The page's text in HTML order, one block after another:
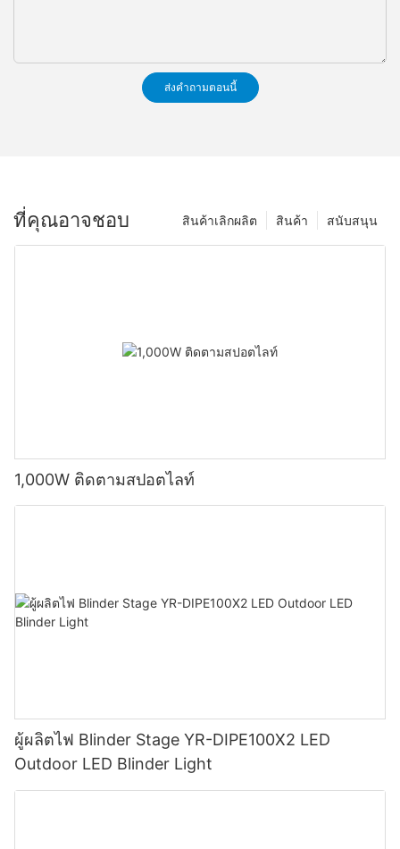
ส่งคำถามตอนนี้
ที่คุณอาจชอบ สนับสนุน
สินค้า
สินค้าเลิกผลิต
1,000W ติดตามสปอตไลท์
ผู้ผลิตไฟ Blinder Stage YR-DIPE100X2 LED
Outdoor LED Blinder Light